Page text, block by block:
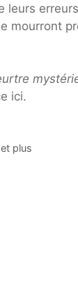
leurs
mourront
ici.
plus